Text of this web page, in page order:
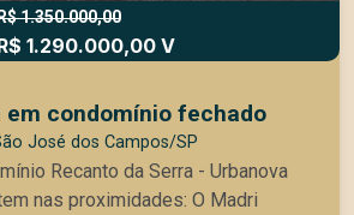
1.350.000,00
1.290.000,00 V
em condomínio fechado
José dos Campos/SP
Recanto da Serra - Urbanova
nas proximidades: O Madri